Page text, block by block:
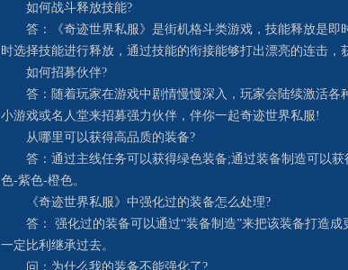
如何战斗释放技能?
答：《奇迹世界私服》是街机格斗类游戏，技能释放是即
时选择技能进行释放，通过技能的衔接能够打出漂亮的连击，
如何招募伙伴?
答：随着玩家在游戏中剧情慢慢深入，玩家会陆续激活各
小游戏或名人堂来招募强力伙伴，伴你一起奇迹世界私服!
从哪里可以获得高品质的装备?
答：通过主线任务可以获得绿色装备;通过装备制造可以获
色-紫色-橙色。
《奇迹世界私服》中强化过的装备怎么处理?
答： 强化过的装备可以通过“装备制造”来把该装备打造成
一定比利继承过去。
问：为什么我的装备不能强化了?